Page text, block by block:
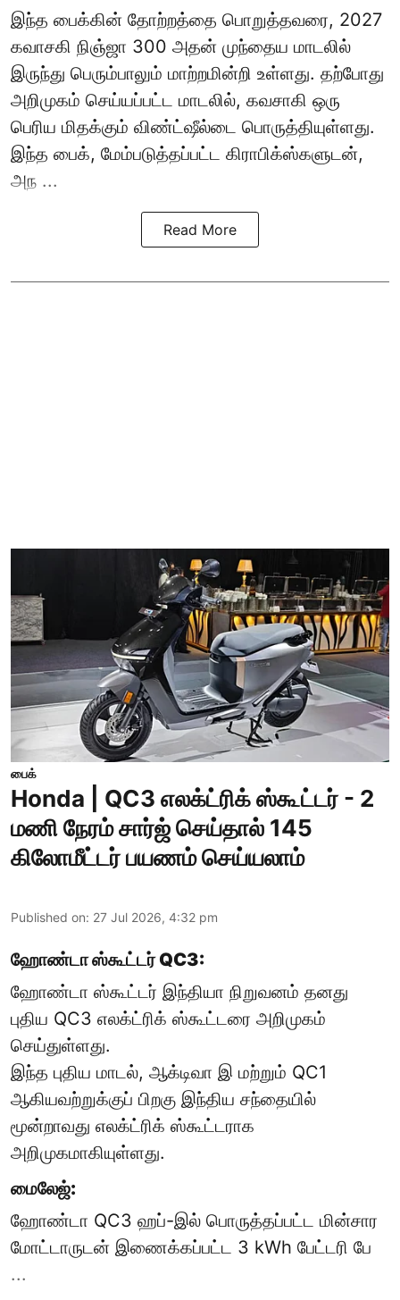
இந்த பைக்கின் தோற்றத்தை பொறுத்தவரை, 2027
கவாசகி நிஞ்ஜா 300 அதன் முந்தைய மாடலில்
இருந்து பெரும்பாலும் மாற்றமின்றி உள்ளது. தற்போது
அறிமுகம் செய்யப்பட்ட மாடலில், கவசாகி ஒரு
பெரிய மிதக்கும் விண்ட்ஷீல்டை பொருத்தியுள்ளது.
இந்த பைக், மேம்படுத்தப்பட்ட கிராபிக்ஸ்களுடன்,
அந ...
Read More
பைக்
Honda | QC3 எலக்ட்ரிக் ஸ்கூட்டர் - 2
மணி நேரம் சார்ஜ் செய்தால் 145
கிலோமீட்டர் பயணம் செய்யலாம்
Published on: 27 Jul 2026, 4:32 pm
ஹோண்டா ஸ்கூட்டர் QC3:
ஹோண்டா ஸ்கூட்டர் இந்தியா நிறுவனம் தனது
புதிய QC3 எலக்ட்ரிக் ஸ்கூட்டரை அறிமுகம்
செய்துள்ளது.
இந்த புதிய மாடல், ஆக்டிவா இ மற்றும் QC1
ஆகியவற்றுக்குப் பிறகு இந்திய சந்தையில்
மூன்றாவது எலக்ட்ரிக் ஸ்கூட்டராக
அறிமுகமாகியுள்ளது.
மைலேஜ்:
ஹோண்டா QC3 ஹப்-இல் பொருத்தப்பட்ட மின்சார
மோட்டாருடன் இணைக்கப்பட்ட 3 kWh பேட்டரி பே
...